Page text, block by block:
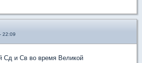
22:09
Сд и Св во время Великой